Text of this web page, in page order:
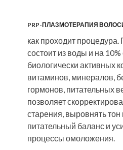
PRP-ПЛАЗМОТЕРАПИЯ
как проходит
состоит из воды и на
биологически активных
витаминов, минералов,
гормонов, питательных
позволяет
старения, выровнять тон
питательный баланс и
процессы омоложения.